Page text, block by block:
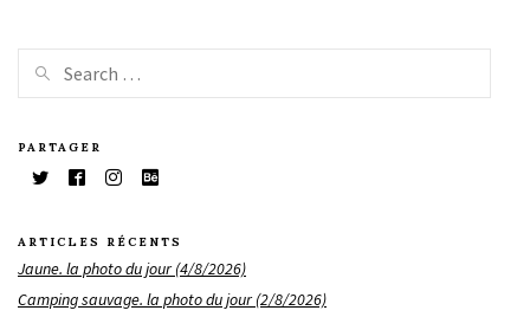
PARTAGER
ARTICLES RÉCENTS
Jaune. la photo du jour (4/8/2026)
Camping sauvage. la photo du jour (2/8/2026)